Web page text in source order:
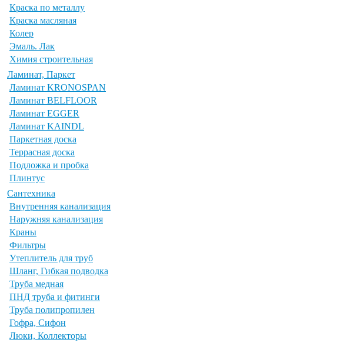
Краска по металлу
Краска масляная
Колер
Эмаль. Лак
Химия строительная
Ламинат, Паркет
Ламинат KRONOSPAN
Ламинат BELFLOOR
Ламинат EGGER
Ламинат KAINDL
Паркетная доска
Террасная доска
Подложка и пробка
Плинтус
Сантехника
Внутренняя канализация
Наружняя канализация
Краны
Фильтры
Утеплитель для труб
Шланг, Гибкая подводка
Труба медная
ПНД труба и фитинги
Труба полипропилен
Гофра, Сифон
Люки, Коллекторы